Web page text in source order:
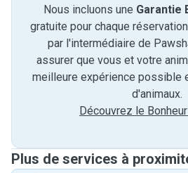
Nous incluons une Garantie
gratuite pour chaque
par l'intermédiaire de
assurer que vous et votre
meilleure expérience possible
d'animaux.
Découvrez le
Plus de services à